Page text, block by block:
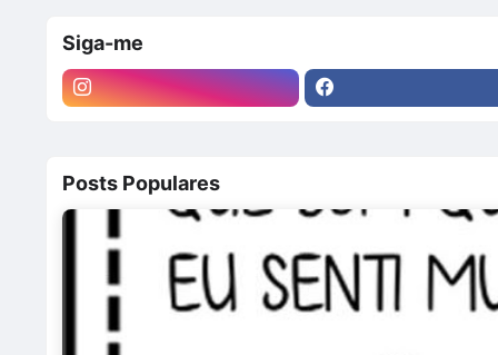
Siga-me
Posts Populares